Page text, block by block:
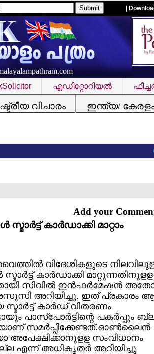
|
എഡിറ്റോറിയല്‍
വിചാരം
ഇന്ത്യ/
Add your
കാര്‍ഡാക്കി മാറ്റാം
വിദേശികളുടെ
കാര്‍ഡാക്കി മാറ്റുന്നതിനുളള
സിവില്‍ ഇന്‍ഫര്‍മേഷന്‍
അറിയിച്ചു. ഇത് പ്രകാരം
കാര്‍ഡ് വിതരണം
പാസ്‌പോര്‍ട്ടിന്റെ പകര്‍പ്പും
സമര്‍പ്പിക്കേണ്ടത്.ഓണ്‍ലൈന്‍
സംവിധാനം
എന്ന് അധികൃതര്‍ അറിയിച്ചു